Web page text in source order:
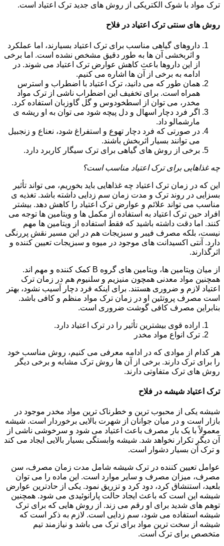
ترک مواد با شوک الکتریکی از روش های جدید ترک اعتیاد است.
روش های سنتی ترک اعتیاد در فلاح
داروهای گیاهی مناسب برای ترک اعتیاد بسیارند، اما عملکرد
و اثربخشی آن ها به طور دقیق مشخص نشده است. اما برخی
از این داروها باعث کاهش عوارض ترک اعتیاد می شوند. در
ادامه به برخی از آن ها اشاره می کنیم.
همان طور که می دانید، ترک اعتیاد با اضطراب و استرس
همراه است. برای تخفیف این اضطراب ناشی از ترک مواد
مخدر، می توان از اسطخودوس و گل گاوزبان استفاده کرد.
اگر فرد دچار اسهال و دل پیچه شود می توان به او ریشه ی
مارشمالو داد.
در صورتی که فرد دچار تهوع و استفراغ شود، نعناع و زنجبیل
می توانند بسیار اثربخش باشند.
برخی از روش های گیاهی برای ترک سیگار کاربرد دارد.
چه غذاهایی برای ترک اعتیاد مناسب است؟
این که در زمان ترک اعتیاد چه غذاهایی باید بخوریم، می تواند تأثیر
بسزایی در روند ترک و مدت زمان سم زدایی داشته باشد. تغذیه ی
مناسب می تواند علائم و عوارض ترک اعتیاد را کاهش دهد. بیشتر
افراد حین ترک اعتیاد به استفاده از مکمل ها و ویتامین ها توجه می
کنند. اما دقت داشته باشید که فقط استفاده از ویتامین ها مهم
نیست، بلکه مصرف فیبر و سبزیجات هم در این مسیر نقش پررنگی
دارد. آنتی اکسیدانت های موجود در میوه و سبزیجات تعیین کننده و
اثرگذارند.
از میان ویتامین ها، ویتامین های گروه B کمک کننده و مهم اند.
همچنین مواد معدنی همچون منیزیم و سلنیوم هم در زمان ترک
اعتیاد لازم و ضروری هستند. برای اینکه فرد دچار آسیب نشود، بهتر
است مصرف پروتئین او در زمان ترک مواد منظم و کافی باشد.
بنابراین مصرف کافی گوشت ضروری است.
اراده قوی بیشترین تأثیر را در ترک اعتیاد دارد.
ترک انواع مواد مخدر
هر کدام از موادی که در ادامه معرفی می کنیم، روش مناسب خود
را برای ترک دارند. برخی از آن ها روش ترک مشابه و برخی دیگر
روش های ترک متفاوتی دارند.
ترک اعتیاد شیشه در فلاح
شیشه یکی از محبوب ترین و خطرناک ترین مواد مخدر موجود در
بازار است و در میان جوانان از شهرت بالایی برخوردار است. شیشه
معمولاً با یک بار مصرف باعث اعتیاد می شود و سرخوشی ناشی از
آن دیگر تکرار نخواهد شد. شیشه وابستگی بسیار بالایی ایجاد می کند
و ترک آن بسیار دشوار است.
عوامل تعیین کننده در ترک شیشه شامل مدت زمان مصرف، سن
مصرف، میزان مصرف و سایر موارد است. این ماده را می توان
بلعید، استنشاق کرد، دود کرد و تزریق نمود. یکی از حادترین عوارض
شیشه این است که باعث ایجاد حالت پارانوئیدی می شود. همچنین
توهم های شدید برای او رقم می زند. از روش هایی که برای ترک
شیشه استفاده می شود، سم زدایی است. لازم به ذکر است که
شیشه از سخت ترین مواد برای ترک می باشد و نیازمند تیم
متخصص برای ترک است.